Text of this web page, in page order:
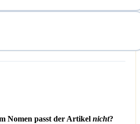
Nomen passt der Artikel nicht?